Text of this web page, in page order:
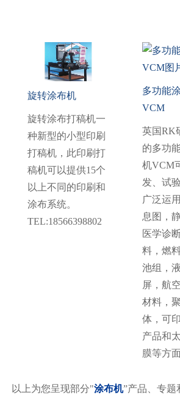
旋转涂布机
旋转涂布打稿机一
种新型的小型印刷
打稿机，此印刷打
稿机可以提供15个
以上不同的印刷和
涂布系统。
TEL:18566398802
多功能
VCM
英国RK
的多功
机VCM
发、试
广泛运
息图，
医学诊
料，燃
池组，
屏，航
材料，
体，可
产品和
膜等方面
以上为您呈现部分"涂布机”产品、专题